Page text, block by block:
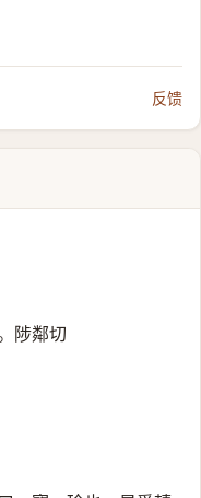
反馈
陟鄰切